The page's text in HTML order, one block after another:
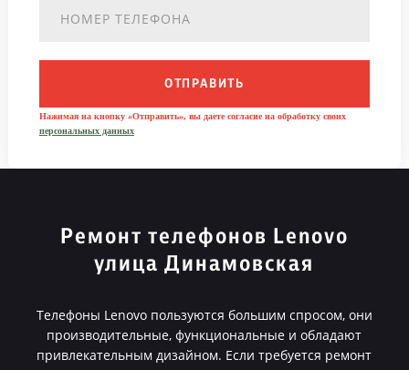
ОТПРАВИТЬ
Нажимая на кнопку «Отправить», вы даете согласие на обработку своих
персональных данных
Ремонт телефонов Lenovo
улица Динамовская
Телефоны Lenovo пользуются большим спросом, они
производительные, функциональные и обладают
привлекательным дизайном. Если требуется ремонт